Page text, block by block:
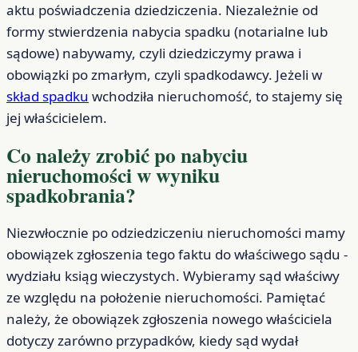
aktu poświadczenia dziedziczenia. Niezależnie od
formy stwierdzenia nabycia spadku (notarialne lub
sądowe) nabywamy, czyli dziedziczymy prawa i
obowiązki po zmarłym, czyli spadkodawcy. Jeżeli w
skład spadku wchodziła nieruchomość, to stajemy się
jej właścicielem.
Co należy zrobić po nabyciu
nieruchomości w wyniku
spadkobrania?
Niezwłocznie po odziedziczeniu nieruchomości mamy
obowiązek zgłoszenia tego faktu do właściwego sądu -
wydziału ksiąg wieczystych. Wybieramy sąd właściwy
ze względu na położenie nieruchomości. Pamiętać
należy, że obowiązek zgłoszenia nowego właściciela
dotyczy zarówno przypadków, kiedy sąd wydał